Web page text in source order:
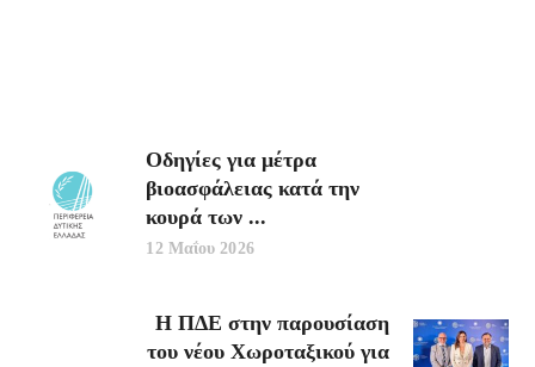
Οδηγίες για μέτρα
βιοασφάλειας κατά την
κουρά των ...
12 Μαΐου 2026
Η ΠΔΕ στην παρουσίαση
του νέου Χωροταξικού για